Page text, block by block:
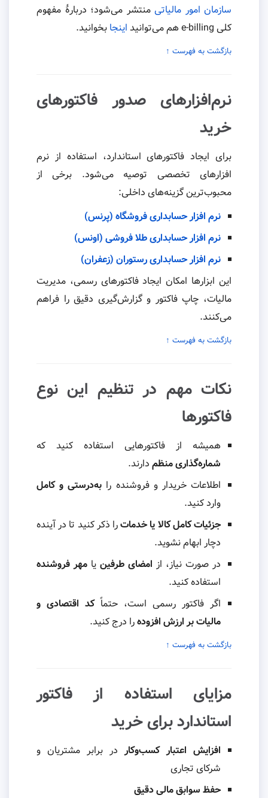
سازمان امور مالیاتی منتشر می‌شود؛ دربارهٔ مفهوم
کلی e-billing هم می‌توانید
اینجا بخوانید.
بازگشت به فهرست ↑
نرم‌افزارهای صدور فاکتورهای
خرید
برای ایجاد فاکتورهای استاندارد، استفاده از نرم
افزارهای تخصصی توصیه می‌شود. برخی از
محبوب‌ترین گزینه‌های داخلی:
نرم افزار حسابداری فروشگاه (پرنس)
نرم افزار حسابداری طلا فروشی (اونس)
نرم افزار حسابداری رستوران (زعفران)
این ابزارها امکان ایجاد فاکتورهای رسمی، مدیریت
مالیات، چاپ فاکتور و گزارش‌گیری دقیق را فراهم
می‌کنند.
بازگشت به فهرست ↑
نکات مهم در تنظیم این نوع
فاکتورها
همیشه از فاکتورهایی استفاده کنید که
شماره‌گذاری منظم دارند.
اطلاعات خریدار و فروشنده را به‌درستی و کامل
وارد کنید.
جزئیات کامل کالا یا خدماترا ذکر کنید تا در آینده
دچار ابهام نشوید.
در صورت نیاز، از امضای طرفین یا مهر فروشنده
استفاده کنید.
اگر فاکتور رسمی است، حتماًکد اقتصادی و
مالیات بر ارزش افزودهرا درج کنید.
بازگشت به فهرست ↑
مزایای استفاده از فاکتور
استاندارد برای خرید
افزایش اعتبار کسب‌وکار در برابر مشتریان و
شرکای تجاری
حفظ سوابق مالی دقیق